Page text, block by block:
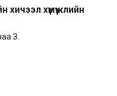
хүмүүжлийн
З.